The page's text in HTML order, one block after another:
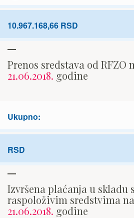
10.967.168,66 RSD
Prenos sredstava od RFZO
21.06.2018. godine
Ukupno:
RSD
Izvršena plaćanja u skladu
raspoloživim sredstvima
21.06.2018. godine